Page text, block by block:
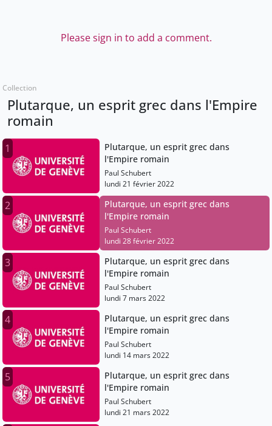
Please sign in to add a comment.
Collection
Plutarque, un esprit grec dans l'Empire
romain
1
Plutarque, un esprit grec dans
l'Empire romain
Paul Schubert
lundi 21 février 2022
2
Plutarque, un esprit grec dans
l'Empire romain
Paul Schubert
lundi 28 février 2022
3
Plutarque, un esprit grec dans
l'Empire romain
Paul Schubert
lundi 7 mars 2022
4
Plutarque, un esprit grec dans
l'Empire romain
Paul Schubert
lundi 14 mars 2022
5
Plutarque, un esprit grec dans
l'Empire romain
Paul Schubert
lundi 21 mars 2022